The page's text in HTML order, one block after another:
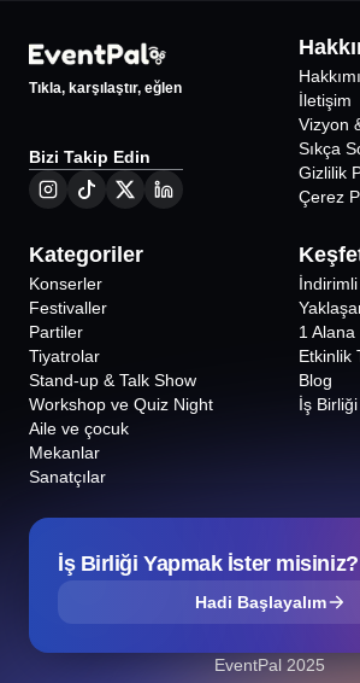
Tıkla, karşılaştır, eğlen
Bizi Takip Edin
İletişim
Vizyon
Sıkça
Gizlilik
Çerez
Kategoriler
Konserler
Festivaller
Partiler
Tiyatrolar
Stand-up & Talk Show
Workshop ve Quiz Night
Aile ve çocuk
Mekanlar
Sanatçılar
1
Etkinlik
Blog
İş Birliği
İş Birliği Yapmak İster misiniz?
Hadi Başlayalım
EventPal 2025